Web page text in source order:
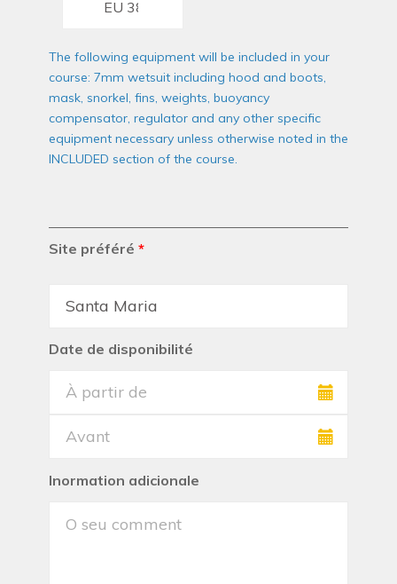
The following equipment will be included in your
course: 7mm wetsuit including hood and boots,
mask, snorkel, fins, weights, buoyancy
compensator, regulator and any other specific
equipment necessary unless otherwise noted in the
INCLUDED section of the course.
Site préféré *
Date de disponibilité
Inormation adicionale